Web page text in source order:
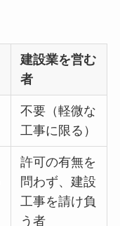
建設業を営む
者
不要（軽微な
工事に限る）
許可の有無を
問わず、建設
工事を請け負
う者